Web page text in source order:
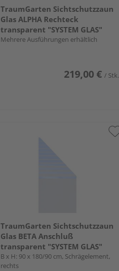
TraumGarten Sichtschutzzaun
Glas ALPHA Rechteck
transparent "SYSTEM GLAS"
Mehrere Ausführungen erhältlich
219,00 € / Stk.
TraumGarten Sichtschutzzaun
Glas BETA Anschluß
transparent "SYSTEM GLAS"
B x H: 90 x 180/90 cm, Schrägelement,
rechts